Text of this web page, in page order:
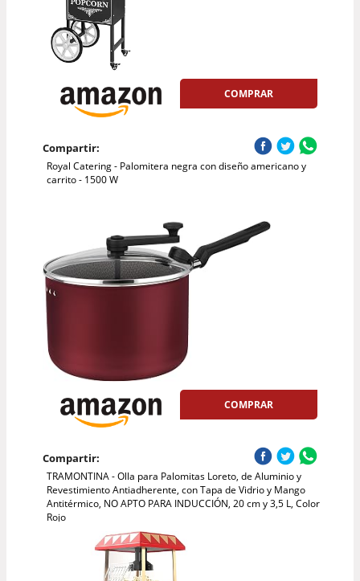
COMPRAR
Compartir:
Royal Catering - Palomitera negra con diseño americano y
carrito - 1500 W
COMPRAR
Compartir:
TRAMONTINA - Olla para Palomitas Loreto, de Aluminio y
Revestimiento Antiadherente, con Tapa de Vidrio y Mango
Antitérmico, NO APTO PARA INDUCCIÓN, 20 cm y 3,5 L, Color
Rojo